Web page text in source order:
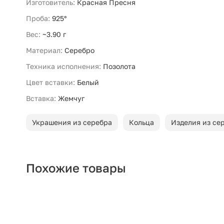
Изготовитель: Красная Пресня
Проба: 925°
Вес: ~3.90 г
Материал: Серебро
Техника исполнения: Позолота
Цвет вставки: Белый
Вставка: Жемчуг
Украшения из серебра Кольца Изделия из
Похожие товары